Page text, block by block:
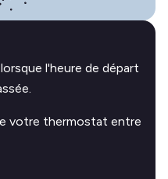
l'heure de départ
votre thermostat entre